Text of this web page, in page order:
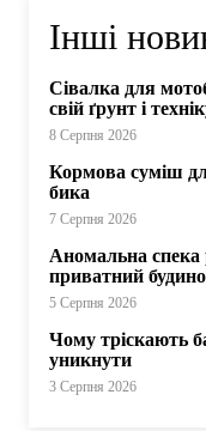
Інші
Сівалка для
свій ґрунт і
8 Серпня 2026
Кормова суміш
бика
7 Серпня 2026
Аномальна
приватний
5 Серпня 2026
Чому тріскають
уникнути
3 Серпня 2026